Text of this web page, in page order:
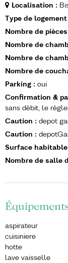
Localisation :
Type de logement
Nombre de pièces
Nombre de
Nombre de
Nombre de
Parking : oui
Confirmation &
sans débit, le
Caution : depot
Caution :
Surface habitable
Nombre de salle
aspirateur
cuisiniere
hotte
lave vaisselle